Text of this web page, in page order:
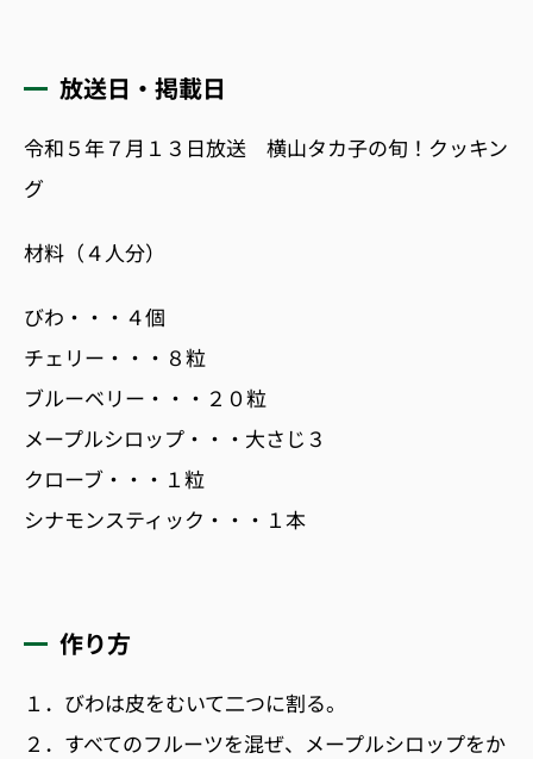
放送日・掲載日
令和５年７月１３日放送 横山タカ子の旬！クッキン
グ
材料（４人分）
びわ・・・４個
チェリー・・・８粒
ブルーベリー・・・２０粒
メープルシロップ・・・大さじ３
クローブ・・・１粒
シナモンスティック・・・１本
作り方
１．びわは皮をむいて二つに割る。
２．すべてのフルーツを混ぜ、メープルシロップをか